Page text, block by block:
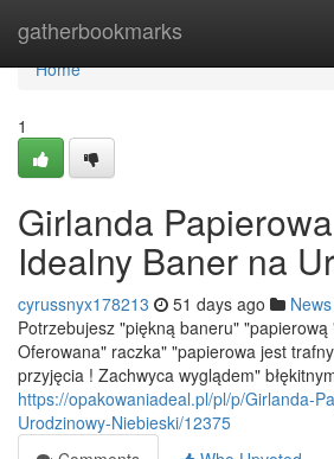
gatherbookmarks
Home
Home
1
Girlanda
Idealny Baner na
cyrussnyx178213 51 days ago News
Potrzebujesz "piękną baneru" "papierową
Oferowana" raczka" "papierowa jest
przyjęcia ! Zachwyca wyglądem"
https://opakowaniadeal.pl/pl/p/Girlanda-
Urodzinowy-Niebieski/12375